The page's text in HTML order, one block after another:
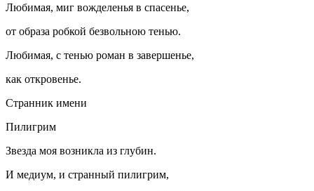
Любимая, миг вожделенья в спасенье,
от образа робкой безвольною тенью.
Любимая, с тенью роман в завершенье,
как откровенье.
Странник имени
Пилигрим
Звезда моя возникла из глубин.
И медиум, и странный пилигрим,